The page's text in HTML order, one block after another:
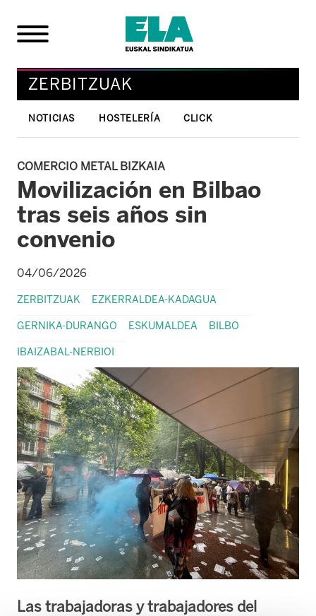
ZERBITZUAK
NOTICIAS HOSTELERÍA CLICK
COMERCIO METAL BIZKAIA
Movilización en Bilbao
tras seis años sin
convenio
04/06/2026
ZERBITZUAK EZKERRALDEA-KADAGUA
GERNIKA-DURANGO ESKUMALDEA BILBO
IBAIZABAL-NERBIOI
Las trabajadoras y trabajadores del